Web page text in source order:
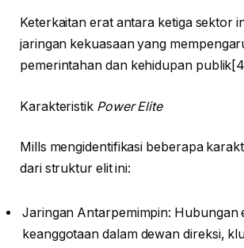
Keterkaitan erat antara ketiga sektor
jaringan kekuasaan yang
pemerintahan dan kehidupan
Karakteristik Power Elite
Mills mengidentifikasi beberapa
dari struktur elit ini:
Jaringan Antarpemimpin: Hubungan
keanggotaan dalam dewan direksi,